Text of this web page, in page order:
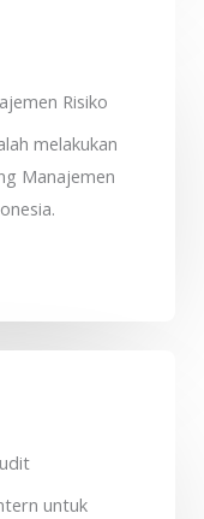
Risiko
melakukan
Manajemen
untuk